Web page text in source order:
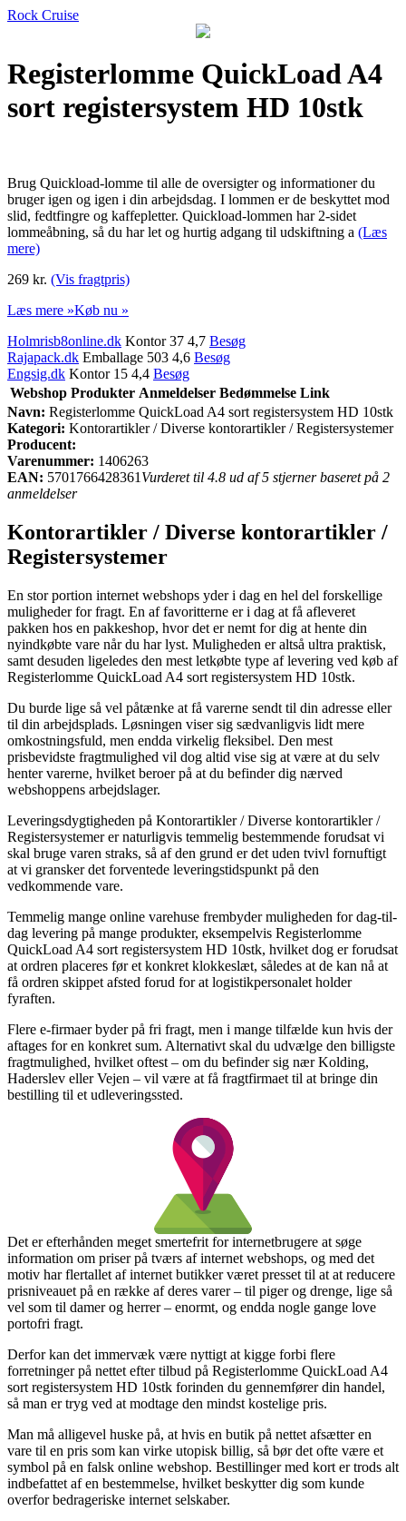
Rock Cruise
Registerlomme QuickLoad A4
sort registersystem HD 10stk
Brug Quickload-lomme til alle de oversigter og informationer du
bruger igen og igen i din arbejdsdag. I lommen er de beskyttet mod
slid, fedtfingre og kaffepletter. Quickload-lommen har 2-sidet
lommeåbning, så du har let og hurtig adgang til udskiftning a (Læs
mere)
269 kr. (Vis fragtpris)
Læs mere »Køb nu »
Holmrisb8online.dk Kontor 37 4,7 Besøg
Rajapack.dk Emballage 503 4,6 Besøg
Engsig.dk Kontor 15 4,4 Besøg
Webshop Produkter Anmeldelser Bedømmelse Link
Navn: Registerlomme QuickLoad A4 sort registersystem HD 10stk
Kategori: Kontorartikler / Diverse kontorartikler / Registersystemer
Producent:
Varenummer: 1406263
EAN: 5701766428361 Vurderet til 4.8 ud af 5 stjerner baseret på 2
anmeldelser
Kontorartikler / Diverse kontorartikler /
Registersystemer
En stor portion internet webshops yder i dag en hel del forskellige
muligheder for fragt. En af favoritterne er i dag at få afleveret
pakken hos en pakkeshop, hvor det er nemt for dig at hente din
nyindkøbte vare når du har lyst. Muligheden er altså ultra praktisk,
samt desuden ligeledes den mest letkøbte type af levering ved køb af
Registerlomme QuickLoad A4 sort registersystem HD 10stk.
Du burde lige så vel påtænke at få varerne sendt til din adresse eller
til din arbejdsplads. Løsningen viser sig sædvanligvis lidt mere
omkostningsfuld, men endda virkelig fleksibel. Den mest
prisbevidste fragtmulighed vil dog altid vise sig at være at du selv
henter varerne, hvilket beroer på at du befinder dig nærved
webshoppens arbejdslager.
Leveringsdygtigheden på Kontorartikler / Diverse kontorartikler /
Registersystemer er naturligvis temmelig bestemmende forudsat vi
skal bruge varen straks, så af den grund er det uden tvivl fornuftigt
at vi gransker det forventede leveringstidspunkt på den
vedkommende vare.
Temmelig mange online varehuse frembyder muligheden for dag-til-
dag levering på mange produkter, eksempelvis Registerlomme
QuickLoad A4 sort registersystem HD 10stk, hvilket dog er forudsat
at ordren placeres før et konkret klokkeslæt, således at de kan nå at
få ordren skippet afsted forud for at logistikpersonalet holder
fyraften.
Flere e-firmaer byder på fri fragt, men i mange tilfælde kun hvis der
aftages for en konkret sum. Alternativt skal du udvælge den billigste
fragtmulighed, hvilket oftest – om du befinder sig nær Kolding,
Haderslev eller Vejen – vil være at få fragtfirmaet til at bringe din
bestilling til et udleveringssted.
Det er efterhånden meget smertefrit for internetbrugere at søge
information om priser på tværs af internet webshops, og med det
motiv har flertallet af internet butikker været presset til at at reducere
prisniveauet på en række af deres varer – til piger og drenge, lige så
vel som til damer og herrer – enormt, og endda nogle gange love
portofri fragt.
Derfor kan det immervæk være nyttigt at kigge forbi flere
forretninger på nettet efter tilbud på Registerlomme QuickLoad A4
sort registersystem HD 10stk forinden du gennemfører din handel,
så man er tryg ved at modtage den mindst kostelige pris.
Man må alligevel huske på, at hvis en butik på nettet afsætter en
vare til en pris som kan virke utopisk billig, så bør det ofte være et
symbol på en falsk online webshop. Bestillinger med kort er trods alt
indbefattet af en bestemmelse, hvilket beskytter dig som kunde
overfor bedrageriske internet selskaber.